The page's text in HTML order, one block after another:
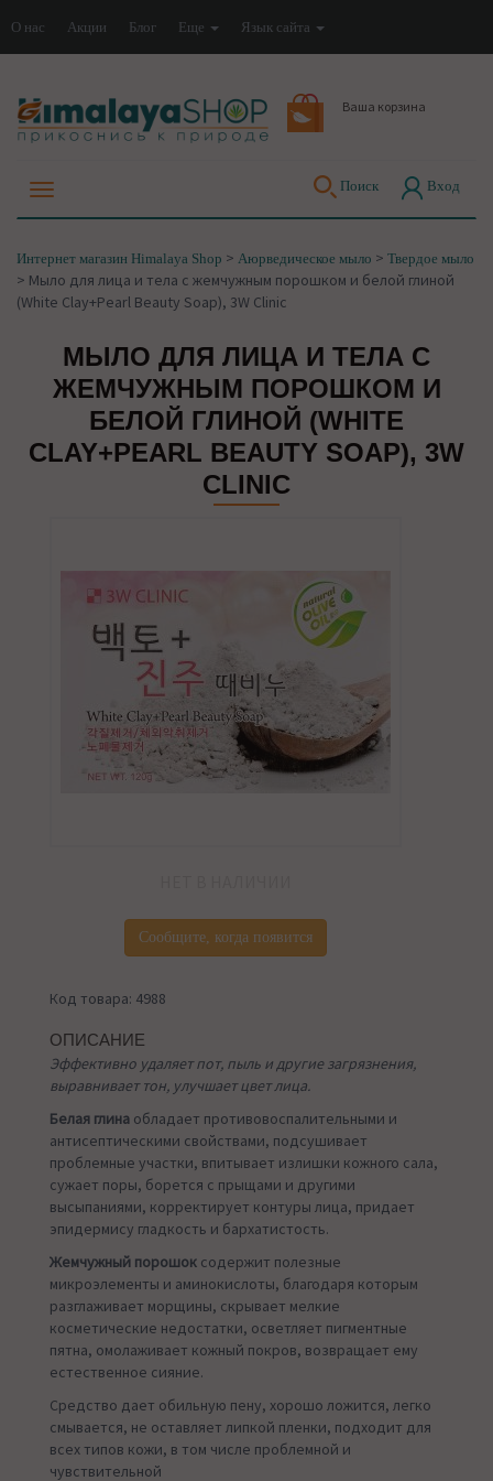
О нас Акции Блог Еще Язык сайта
Ваша корзина
Поиск Вход
Интернет магазин Himalaya Shop > Аюрведическое мыло > Твердое мыло
> Мыло для лица и тела с жемчужным порошком и белой глиной
(White Clay+Pearl Beauty Soap), 3W Clinic
МЫЛО ДЛЯ ЛИЦА И ТЕЛА С
ЖЕМЧУЖНЫМ ПОРОШКОМ И
БЕЛОЙ ГЛИНОЙ (WHITE
CLAY+PEARL BEAUTY SOAP), 3W
CLINIC
Сообщите, когда появится
Код товара: 4988
ОПИСАНИЕ
Эффективно удаляет пот, пыль и другие загрязнения,
выравнивает тон, улучшает цвет лица.
Белая глина обладает противовоспалительными и
антисептическими свойствами, подсушивает
проблемные участки, впитывает излишки кожного сала,
сужает поры, борется с прыщами и другими
высыпаниями, корректирует контуры лица, придает
эпидермису гладкость и бархатистость.
Жемчужный порошок содержит полезные
микроэлементы и аминокислоты, благодаря которым
разглаживает морщины, скрывает мелкие
косметические недостатки, осветляет пигментные
пятна, омолаживает кожный покров, возвращает ему
естественное сияние.
Средство дает обильную пену, хорошо ложится, легко
смывается, не оставляет липкой пленки, подходит для
всех типов кожи, в том числе проблемной и
чувствительной